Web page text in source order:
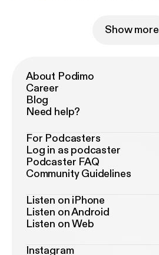
Show more
About Podimo
Career
Blog
Need help?
For Podcasters
Log in as podcaster
Podcaster FAQ
Community Guidelines
Listen on iPhone
Listen on Android
Listen on Web
Instagram